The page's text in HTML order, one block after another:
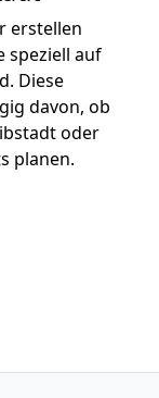
erstellen
speziell auf
Diese
davon, ob
oder
planen.